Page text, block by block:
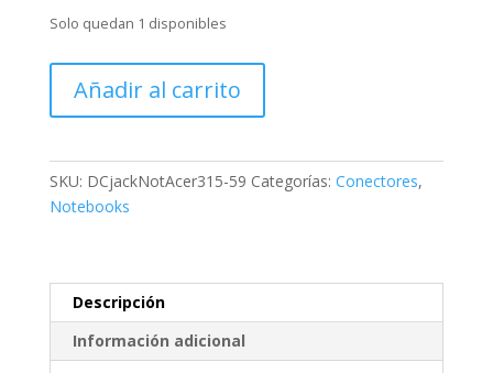
Solo quedan 1 disponibles
Jack
Acer
cantidad
Añadir al carrito
SKU: DCjackNotAcer315-59 Categorías: Conectores,
Notebooks
Descripción
Información adicional